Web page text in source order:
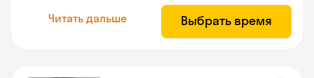
Читать дальше Выбрать время